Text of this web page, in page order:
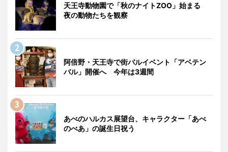
天王寺動物園で「秋のナイトZOO」始まる
夜の動物たちを観察
阿倍野・天王寺で街バルイベント「アベテン
バル」開催へ 今年は3週間
あべのハルカス展望台、キャラクター「あべ
のべあ」の誕生日祝う